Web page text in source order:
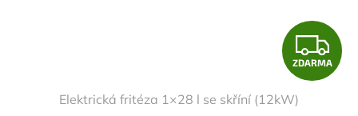
Z
D
ZDARMA
Elektrická fritéza 1×28 l se skříní (12kW)